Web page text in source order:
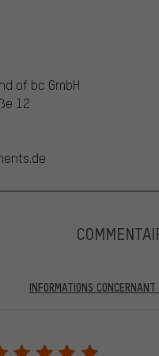
of bc GmbH
12
INFORMATIONS
les évaluations vérifiées
du produit. Nous ne